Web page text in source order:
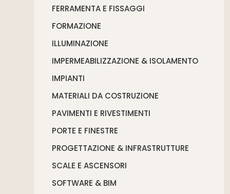
FERRAMENTA E FISSAGGI
FORMAZIONE
ILLUMINAZIONE
IMPERMEABILIZZAZIONE & ISOLAMENTO
IMPIANTI
MATERIALI DA COSTRUZIONE
PAVIMENTI E RIVESTIMENTI
PORTE E FINESTRE
PROGETTAZIONE & INFRASTRUTTURE
SCALE E ASCENSORI
SOFTWARE & BIM